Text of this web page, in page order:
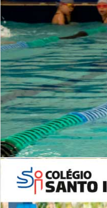
Período Integral | Saiba mais
INSTITUCIONAL